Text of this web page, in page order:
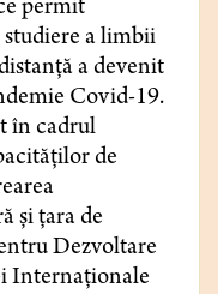
permit
a limbii
a devenit
Covid-19.
în cadrul
de
și țara de
Dezvoltare
Internaționale